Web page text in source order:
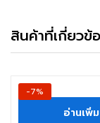
สินค้าที่เกี่ยวข้
-7%
อ่านเพิ่ม